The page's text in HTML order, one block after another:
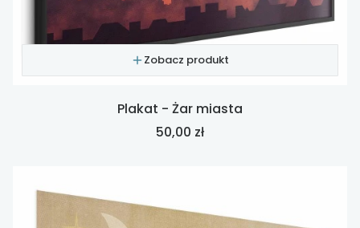
Zobacz produkt
Plakat - Żar miasta
Cena
50,00 zł